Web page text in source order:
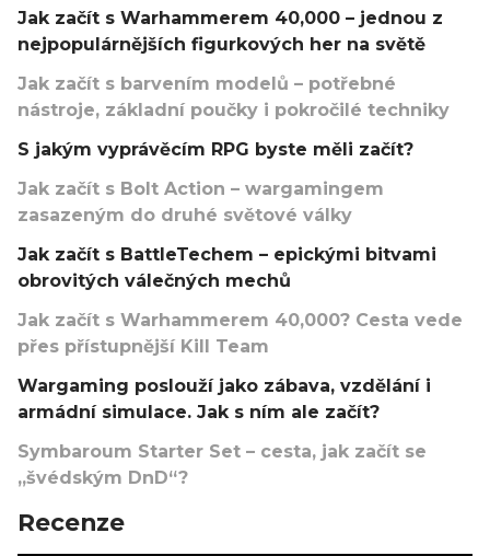
Jak začít s Warhammerem 40,000 – jednou z
nejpopulárnějších figurkových her na světě
Jak začít s barvením modelů – potřebné
nástroje, základní poučky i pokročilé techniky
S jakým vyprávěcím RPG byste měli začít?
Jak začít s Bolt Action – wargamingem
zasazeným do druhé světové války
Jak začít s BattleTechem – epickými bitvami
obrovitých válečných mechů
Jak začít s Warhammerem 40,000? Cesta vede
přes přístupnější Kill Team
Wargaming poslouží jako zábava, vzdělání i
armádní simulace. Jak s ním ale začít?
Symbaroum Starter Set – cesta, jak začít se
„švédským DnD“?
Recenze